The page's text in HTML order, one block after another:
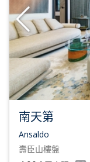
南天第
Ansaldo
壽臣山樓盤